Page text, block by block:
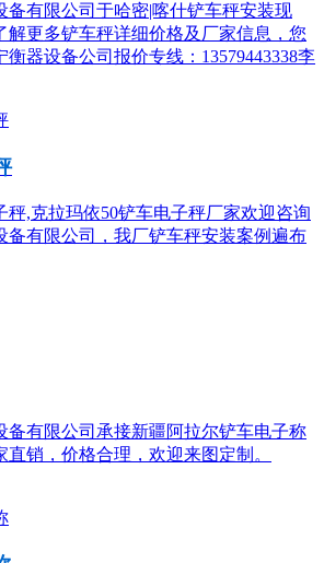
备有限公司于哈密|喀什铲车秤安装现
解更多铲车秤详细价格及厂家信息，您
衡器设备公司报价专线：13579443338李
秤,克拉玛依50铲车电子秤厂家欢迎咨询
备有限公司，我厂铲车秤安装案例遍布
备有限公司承接新疆阿拉尔铲车电子称
直销，价格合理，欢迎来图定制。